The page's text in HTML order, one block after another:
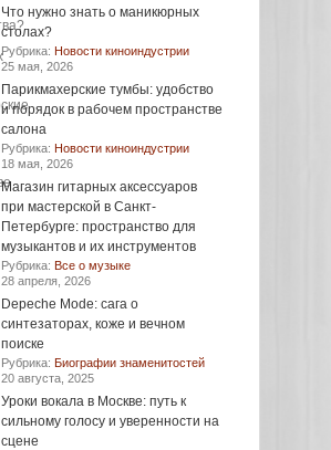
Что нужно знать о маникюрных
столах?
Рубрика: Новости киноиндустрии
25 мая, 2026
Парикмахерские тумбы: удобство
и порядок в рабочем пространстве
салона
Рубрика: Новости киноиндустрии
18 мая, 2026
Магазин гитарных аксессуаров
при мастерской в Санкт-
Петербурге: пространство для
музыкантов и их инструментов
Рубрика: Все о музыке
28 апреля, 2026
Depeche Mode: сага о
синтезаторах, коже и вечном
поиске
Рубрика: Биографии знаменитостей
20 августа, 2025
Уроки вокала в Москве: путь к
сильному голосу и уверенности на
сцене